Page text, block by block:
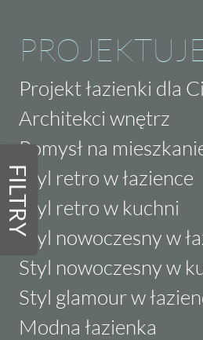
FILTRY
Projekt łazienki dla
Architekci wnętrz
Pomysł na
Styl retro w łazience
Styl retro w kuchni
Styl nowoczesny w
Styl nowoczesny w
Styl glamour w
Modna łazienka